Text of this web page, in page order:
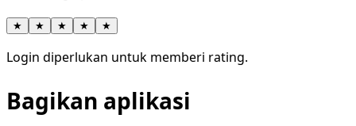
★ ★ ★ ★ ★
Login diperlukan untuk memberi rating.
Bagikan aplikasi